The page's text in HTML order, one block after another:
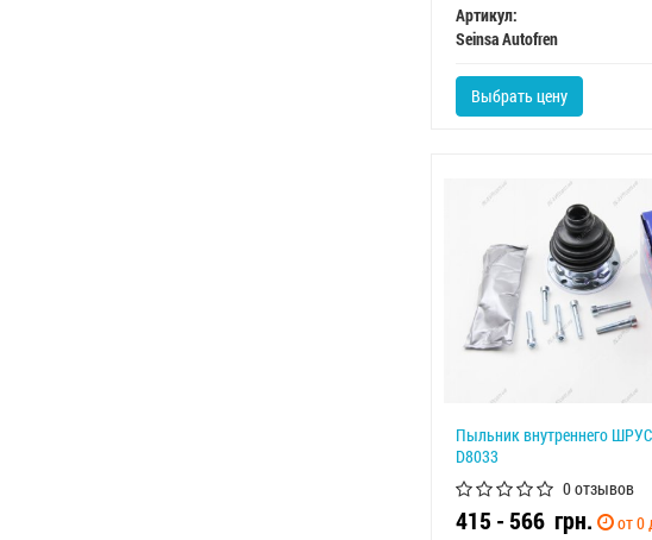
Артикул:
Seinsa Autofren
Выбрать цену
Пыльник внутреннего
D8033
0 отзывов
415 - 566 грн.
от 0